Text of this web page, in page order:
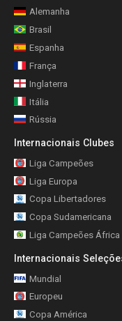
Alemanha
Brasil
Espanha
França
Inglaterra
Itália
Rússia
Internacionais Clubes
Liga Campeões
Liga Europa
Copa Libertadores
Copa Sudamericana
Liga Campeões África
Internacionais
Mundial
Europeu
Copa América